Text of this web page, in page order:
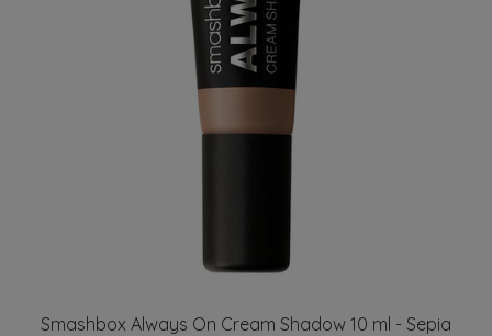
Smashbox Always On Cream Shadow 10 ml - Sepia